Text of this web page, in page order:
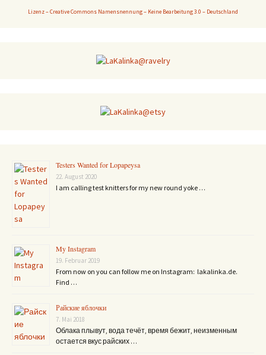
Lizenz – Creative Commons Namensnennung – Keine Bearbeitung 3.0 – Deutschland
Testers Wanted for Lopapeysa
22. August 2020
I am calling test knitters for my new round yoke …
My Instagram
19. Februar 2019
From now on you can follow me on Instagram: lakalinka.de.
Find …
Райские яблочки
7. Mai 2018
Облака плывут, вода течёт, время бежит, неизменным
остается вкус райских …